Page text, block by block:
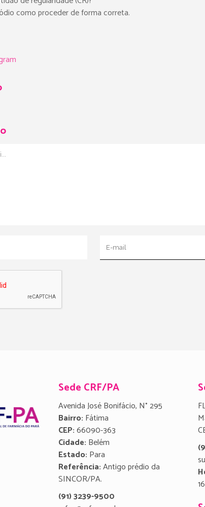
como proceder de forma correta.
Sede CRF/PA
Avenida José Bonifácio, N° 295
Bairro: Fátima
CEP:66090-363
Cidade: Belém
Estado: Para
Referência:Antigo prédio da
SINCOR/PA.
(91) 3239-9500